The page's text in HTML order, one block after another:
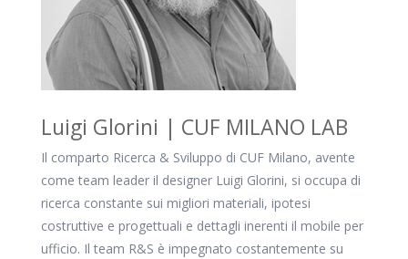
Luigi Glorini | CUF MILANO LAB
Il comparto Ricerca & Sviluppo di CUF Milano, avente
come team leader il designer Luigi Glorini, si occupa di
ricerca constante sui migliori materiali, ipotesi
costruttive e progettuali e dettagli inerenti il mobile per
ufficio. Il team R&S è impegnato costantemente su